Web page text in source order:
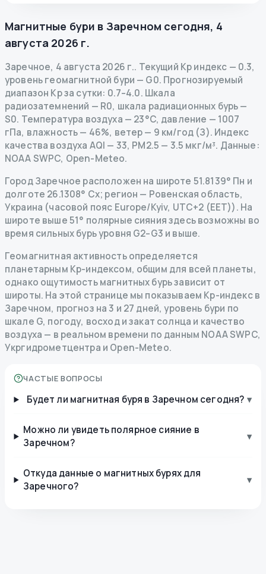
Магнитные бури в Заречном сегодня, 4
августа 2026 г.
Заречное, 4 августа 2026 г.. Текущий Kp индекс — 0.3,
уровень геомагнитной бури — G0. Прогнозируемый
диапазон Kp за сутки: 0.7–4.0. Шкала
радиозатемнений — R0, шкала радиационных бурь—
S0. Температура воздуха — 23°C, давление — 1007
гПа, влажность — 46%, ветер — 9 км/год (З). Индекс
качества воздуха AQI — 33, PM2.5 — 3.5 мкг/м³. Данные:
NOAA SWPC, Open-Meteo.
Город Заречное расположен на широте 51.8139° Пн и
долготе 26.1308° Сх; регион — Ровенская область,
Украина (часовой пояс Europe/Kyiv, UTC+2 (EET)). На
широте выше 51° полярные сияния здесь возможны во
время сильных бурь уровня G2–G3 и выше.
Геомагнитная активность определяется
планетарным Kp-индексом, общим для всей планеты,
однако ощутимость магнитных бурь зависит от
широты. На этой странице мы показываем Kp-индекс в
Заречном, прогноз на 3 и 27 дней, уровень бури по
шкале G, погоду, восход и закат солнца и качество
воздуха — в реальном времени по данным NOAA SWPC,
Укргидрометцентра и Open-Meteo.
ЧАСТЫЕ ВОПРОСЫ
Будет ли магнитная буря в Заречном сегодня? ▾
Можно ли увидеть полярное сияние в
Заречном?
▾
Откуда данные о магнитных бурях для
Заречного?
▾